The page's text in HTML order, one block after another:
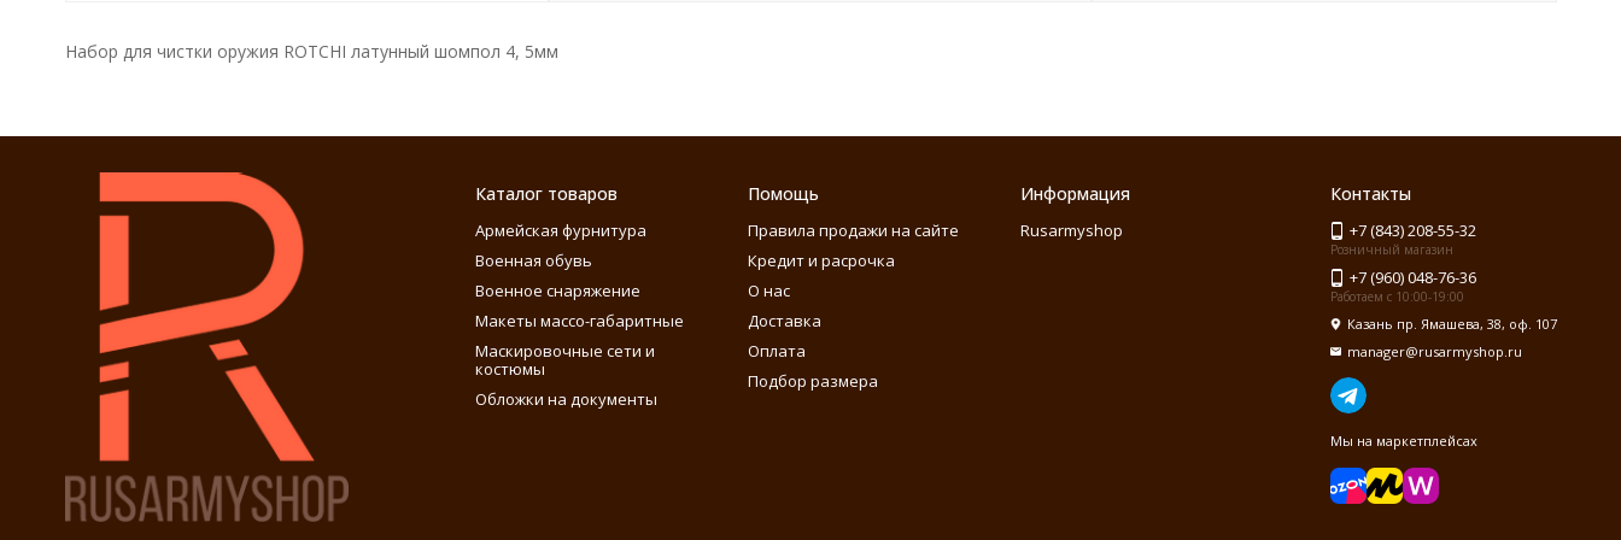
Набор для чистки оружия ROTCHI латунный шомпол 4, 5мм
Каталог товаров
Армейская фурнитура
Военная обувь
Военное снаряжение
Макеты массо-габаритные
Маскировочные сети и
костюмы
Обложки на документы
Помощь
Правила продажи на сайте
Кредит и расрочка
О нас
Доставка
Оплата
Подбор размера
Информация
Rusarmyshop
Контакты
+7 (843) 208-55-32
Розничный магазин
+7 (960) 048-76-36
Работаем с 10:00-19:00
Казань пр. Ямашева, 38, оф. 107
manager@rusarmyshop.ru
Мы на маркетплейсах